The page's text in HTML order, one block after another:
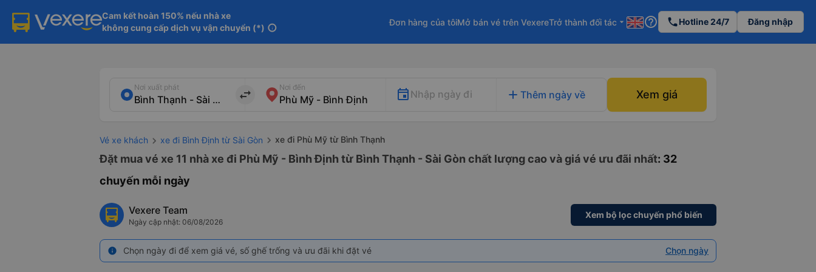
Cam kết hoàn 150% nếu nhà xe
không cung cấp dịch vụ vận chuyển (*) info
Đơn hàng của tôiMở bán vé trên VexereTrở thành đối tác arrow_drop_down help_outline phoneHotline 24/7 Đăng nhập
Nơi xuất phát
import_export
Nơi đến
Nhập ngày đi add Thêm ngày về Xem giá
Vé xe khách xe đi Bình Định từ Sài Gòn xe đi Phù Mỹ từ Bình Thạnh
Đặt mua vé xe 11 nhà xe đi Phù Mỹ - Bình Định từ Bình Thạnh - Sài Gòn chất lượng cao và giá vé ưu đãi nhất: 32
chuyến mỗi ngày
Vexere Team
Ngày cập nhật: 06/08/2026
Xem bộ lọc chuyến phổ biến
info Chọn ngày đi để xem giá vé, số ghế trống và ưu đãi khi đặt vé Chọn ngày